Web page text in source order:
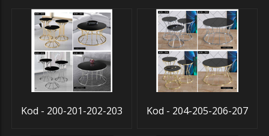
Kod - 200-201-202-203 Kod - 204-205-206-207